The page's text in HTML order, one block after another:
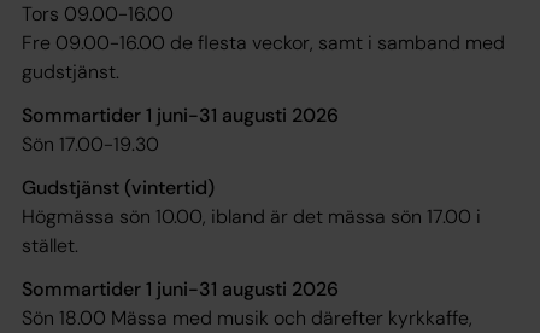
Tors 09.00-16.00
Fre 09.00-16.00 de flesta veckor, samt i samband med
gudstjänst.
Sommartider 1 juni-31 augusti 2026
Sön 17.00-19.30
Gudstjänst (vintertid)
Högmässa sön 10.00, ibland är det mässa sön 17.00 i
stället.
Sommartider 1 juni-31 augusti 2026
Sön 18.00 Mässa med musik och därefter kyrkkaffe,